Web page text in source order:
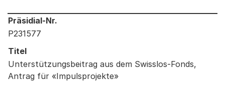
Informationen zum Ausgewählten Geschäft
Präsidial-Nr.
P231577
Titel
Unterstützungsbeitrag aus dem Swisslos-Fonds,
Antrag für «Impulsprojekte»